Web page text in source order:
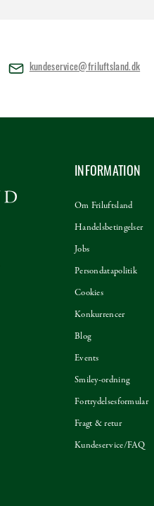
kundeservice@friluftsland.dk
INFORMATION
Om Friluftsland
Handelsbetingelser
Jobs
Persondatapolitik
Cookies
Konkurrencer
Blog
Events
Smiley-ordning
Fortrydelsesformular
Fragt & retur
Kundeservice/FAQ